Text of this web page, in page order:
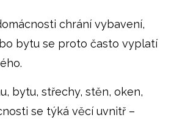
chrání vybavení,
bytu se proto často vyplatí
bytu, střechy, stěn, oken,
se týká věcí uvnitř –